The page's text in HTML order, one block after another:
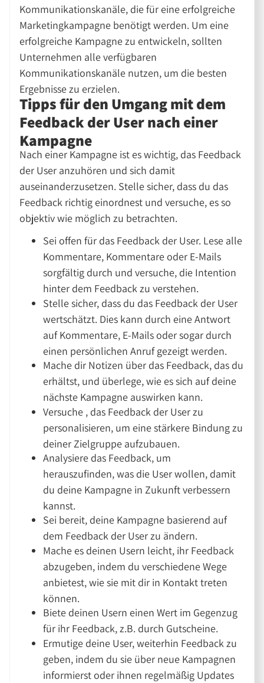
Kommunikationskanäle, die für eine erfolgreiche
Marketingkampagne benötigt werden. Um eine
erfolgreiche Kampagne zu entwickeln, sollten
Unternehmen alle verfügbaren
Kommunikationskanäle nutzen, um die besten
Ergebnisse zu erzielen.
Tipps für den Umgang mit dem
Feedback der User nach einer
Kampagne
Nach einer Kampagne ist es wichtig, das Feedback
der User anzuhören und sich damit
auseinanderzusetzen. Stelle sicher, dass du das
Feedback richtig einordnest und versuche, es so
objektiv wie möglich zu betrachten.
Sei offen für das Feedback der User. Lese alle
Kommentare, Kommentare oder E-Mails
sorgfältig durch und versuche, die Intention
hinter dem Feedback zu verstehen.
Stelle sicher, dass du das Feedback der User
wertschätzt. Dies kann durch eine Antwort
auf Kommentare, E-Mails oder sogar durch
einen persönlichen Anruf gezeigt werden.
Mache dir Notizen über das Feedback, das du
erhältst, und überlege, wie es sich auf deine
nächste Kampagne auswirken kann.
Versuche , das Feedback der User zu
personalisieren, um eine stärkere Bindung zu
deiner Zielgruppe aufzubauen.
Analysiere das Feedback, um
herauszufinden, was die User wollen, damit
du deine Kampagne in Zukunft verbessern
kannst.
Sei bereit, deine Kampagne basierend auf
dem Feedback der User zu ändern.
Mache es deinen Usern leicht, ihr Feedback
abzugeben, indem du verschiedene Wege
anbietest, wie sie mit dir in Kontakt treten
können.
Biete deinen Usern einen Wert im Gegenzug
für ihr Feedback, z.B. durch Gutscheine.
Ermutige deine User, weiterhin Feedback zu
geben, indem du sie über neue Kampagnen
informierst oder ihnen regelmäßig Updates